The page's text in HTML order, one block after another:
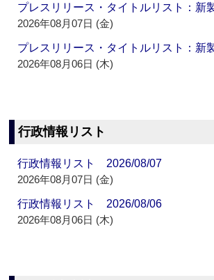
プレスリリース・タイトルリスト：
2026年08月07日 (金)
プレスリリース・タイトルリスト：
2026年08月06日 (木)
行政情報リスト
行政情報リスト 2026/08/07
2026年08月07日 (金)
行政情報リスト 2026/08/06
2026年08月06日 (木)